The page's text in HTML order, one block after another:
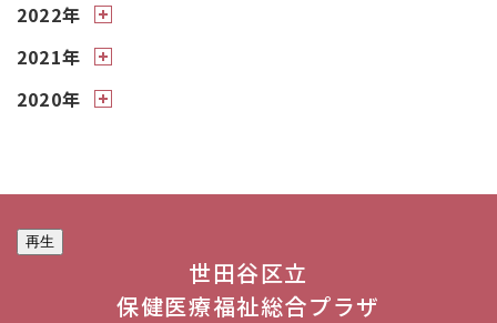
2022年
2021年
2020年
再生
世田谷区立
保健医療福祉総合プラザ